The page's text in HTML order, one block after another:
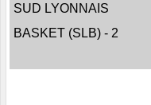
SUD LYONNAIS
BASKET (SLB) - 2